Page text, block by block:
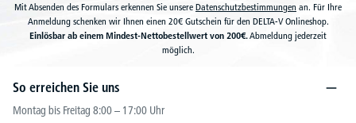
Mit Absenden des Formulars erkennen Sie unsere Datenschutzbestimmungen an. Für Ihre
Anmeldung schenken wir Ihnen einen 20€ Gutschein für den DELTA-V Onlineshop.
Einlösbar ab einem Mindest-Nettobestellwert von 200€.Abmeldung jederzeit
möglich.
So erreichen Sie uns
Montag bis Freitag 8:00 – 17:00 Uhr